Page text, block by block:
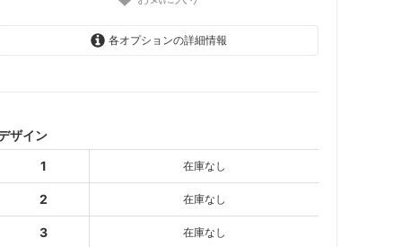
各オプションの詳細情報
SOLD OUT
ザイン
1
在庫なし
2 在庫なし
3 在庫なし